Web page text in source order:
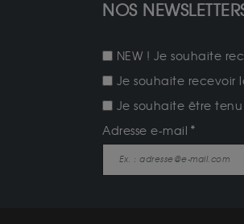
NOS
NEW ! Je souhaite
Je souhaite recevoir
Je souhaite être
Adresse e-mail